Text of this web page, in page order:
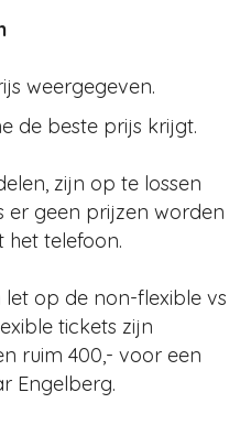
weergegeven.
de beste prijs krijgt.
zijn op te lossen
er geen prijzen worden
het telefoon.
let op de non-flexible vs
tickets zijn
ruim 400,- voor een
Engelberg.